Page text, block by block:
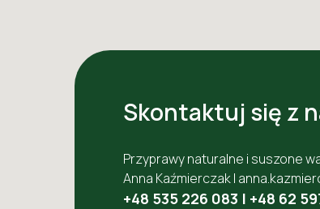
Skontaktuj się z
Przyprawy naturalne i suszone
Anna Kaźmierczak |
+48 535 226 083 | +48 62